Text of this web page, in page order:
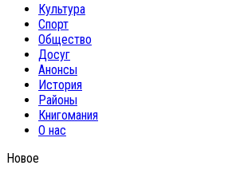
Культура
Спорт
Общество
Досуг
Анонсы
История
Районы
Книгомания
О нас
Новое